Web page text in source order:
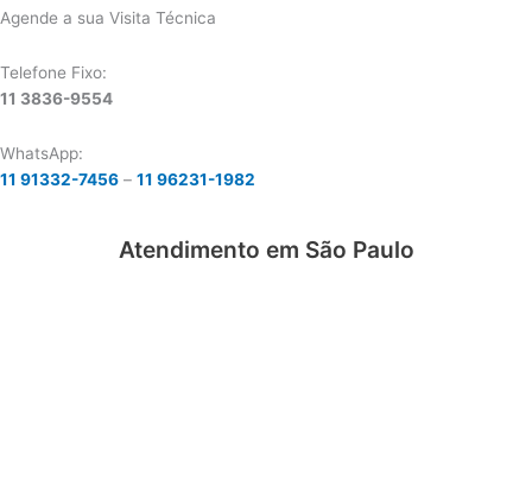
Agende a sua Visita Técnica
Telefone Fixo:
11 3836-9554
WhatsApp:
11 91332-7456 – 11 96231-1982
Atendimento em São Paulo